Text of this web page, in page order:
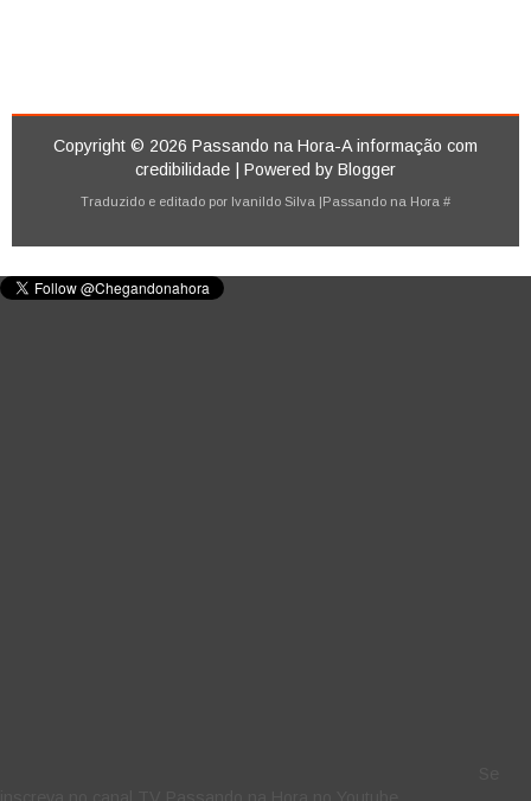
Copyright © 2026 Passando na Hora-A informação com
credibilidade | Powered by Blogger
Traduzido e editado por Ivanildo Silva |Passando na Hora #